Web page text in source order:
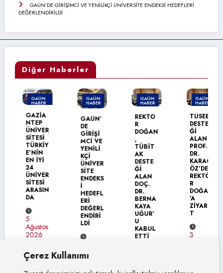
Çerez Kullanımı
GAÜN’DE GİRİŞİMCİ VE YENİLİKÇİ ÜNİVERSİTE ENDEKSİ HEDEFLERİ
DEĞERLENDİRİLDİ
Diğer Haberler
GAÜN
HABER
MANŞET
GAZİA
NTEP
ÜNİVER
SİTESİ
TÜRKİY
E’NİN
EN İYİ
24
ÜNİVER
SİTESİ
ARASIN
DA
Ağustos
2026
GAÜN
HABER
GAÜN’
GİRİŞİ
MCİ VE
YENİLİ
KÇİ
ÜNİVER
SİTE
ENDEKS
HEDEFL
ERİ
DEĞERL
ENDİRİ
LDİ
Ağustos
2026
GAÜN
HABER
REKTÖ
DOĞAN
TÜBİT
AK
DESTE
ALAN
DOÇ.
DR.
BERNA
KAYA
UĞUR’
KABUL
ETTİ
GAÜN
HABER
TÜSEB
DESTE
ALAN
PROF.
DR.
KARAG
ÖZ’DEN
REKTÖ
DOĞAN
ZİYARE